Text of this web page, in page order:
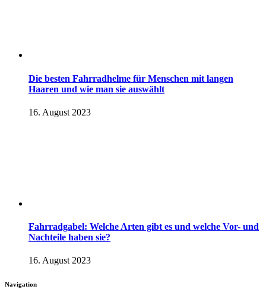
Die besten Fahrradhelme für Menschen mit langen
Haaren und wie man sie auswählt
16. August 2023
Fahrradgabel: Welche Arten gibt es und welche Vor- und
Nachteile haben sie?
16. August 2023
Navigation